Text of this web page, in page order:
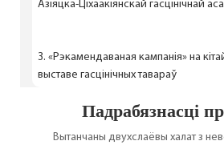
Азіяцка-Ціхаакіянскай гасцінічнай
3. «Рэкамендаваная кампанія» на
выставе гасцінічных тавараў
Падрабязнасці
Вытанчаны двухслаёвы халат з